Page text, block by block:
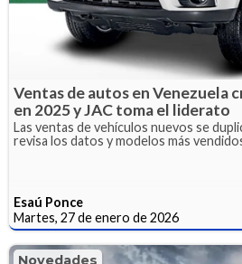
Ventas de autos en Venezuela
en 2025 y JAC toma el liderato
Las ventas de vehículos nuevos se
revisa los datos y modelos más
Esaú Ponce
Martes, 27 de enero de 2026
Novedades